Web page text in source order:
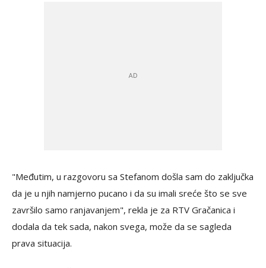
"Međutim, u razgovoru sa Stefanom došla sam do zaključka
da je u njih namjerno pucano i da su imali sreće što se sve
završilo samo ranjavanjem", rekla je za RTV Gračanica i
dodala da tek sada, nakon svega, može da se sagleda
prava situacija.